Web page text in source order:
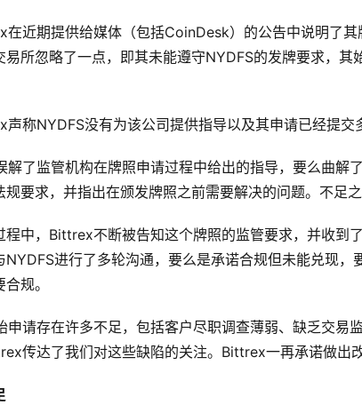
近期提供给媒体（包括CoinDesk）的公告中说明了
易所忽略了一点，即其未能遵守NYDFS的发牌要求，
称NYDFS没有为该公司提供指导以及其申请已经提交
解了监管机构在牌照申请过程中给出的指导，要么曲解
规要求，并指出在颁发牌照之前需要解决的问题。不足
程中，Bittrex不断被告知这个牌照的监管要求，并收到
NYDFS进行了多轮沟通，要么是承诺合规但未能兑现，
规。
申请存在许多不足，包括客户尽职调查薄弱、缺乏交易
传达了我们对这些缺陷的关注。Bittrex一再承诺做出